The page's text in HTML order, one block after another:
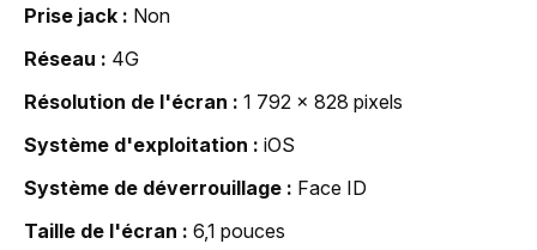
Prise jack
Non
Réseau
4G
Résolution de l'écran
1 792 x 828 pixels
Système d'exploitation
iOS
Système de déverrouillage
Face ID
Taille de l'écran
6,1 pouces